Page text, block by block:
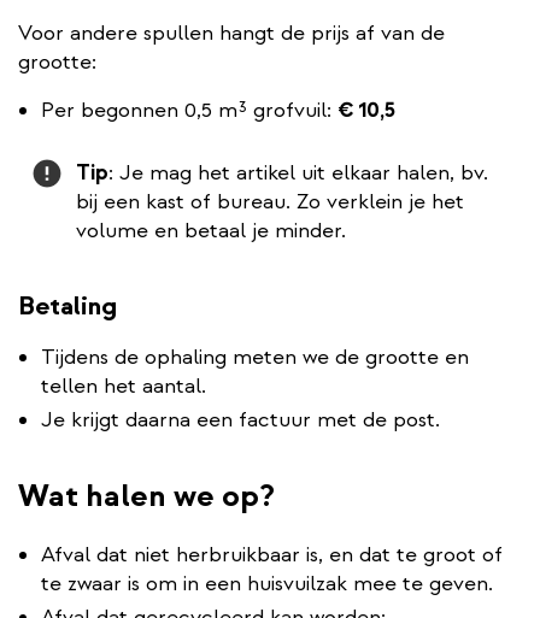
Voor andere spullen hangt de prijs af van de
grootte:
Per begonnen 0,5 m³ grofvuil: € 10,5
Attention
Tip: Je mag het artikel uit elkaar halen, bv.
bij een kast of bureau. Zo verklein je het
volume en betaal je minder.
Betaling
Tijdens de ophaling meten we de grootte en
tellen het aantal.
Je krijgt daarna een factuur met de post.
Wat halen we op?
Afval dat niet herbruikbaar is, en dat te groot of
te zwaar is om in een huisvuilzak mee te geven.